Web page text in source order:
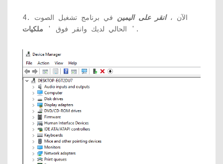
4. الآن ،انقر على اليمين في برنامج تشغيل الصوت
الحالي لديك وانقر فوق ' ملكيات '.